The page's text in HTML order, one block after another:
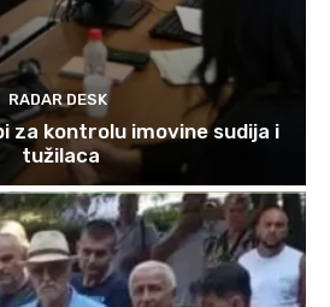
RADAR DESK
za kontrolu imovine sudija i
tužilaca